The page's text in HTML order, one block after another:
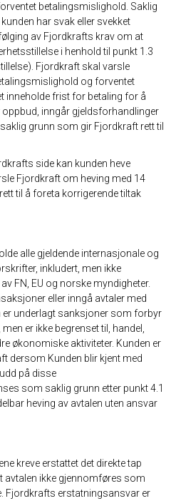
betalingsmislighold. Saklig
har svak eller svekket
av Fjordkrafts krav om at
i henhold til punkt 1.3
Fjordkraft skal varsle
og forventet
inneholde frist for betaling for å
oppbud, inngår gjeldsforhandlinger
grunn som gir Fjordkraft rett til
side kan kunden heve
Fjordkraft om heving med 14
til å foreta korrigerende tiltak
alle gjeldende internasjonale og
inkludert, men ikke
FN, EU og norske myndigheter.
eller inngå avtaler med
er underlagt sanksjoner som forbyr
er ikke begrenset til, handel,
økonomiske aktiviteter. Kunden er
dersom Kunden blir kjent med
på disse
som saklig grunn etter punkt 4.1
heving av avtalen uten ansvar
kreve erstattet det direkte tap
avtalen ikke gjennomføres som
Fjordkrafts erstatningsansvar er